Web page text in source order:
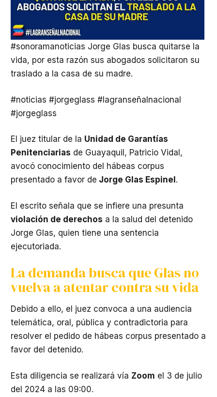
#sonoramanoticias Jorge Glas busca quitarse la
vida, por esta razón sus abogados solicitaron su
traslado a la casa de su madre.
#noticias #jorgeglass #lagranseñalnacional
#jorgeglass
El juez titular de la Unidad de Garantías
Penitenciarias de Guayaquil, Patricio Vidal,
avocó conocimiento del hábeas corpus
presentado a favor de Jorge Glas Espinel .
El escrito señala que se infiere una presunta
violación de derechos a la salud del detenido
Jorge Glas, quien tiene una sentencia
ejecutoriada.
La demanda busca que Glas no
vuelva a atentar contra su vida
Debido a ello, el juez convoca a una audiencia
telemática, oral, pública y contradictoria para
resolver el pedido de hábeas corpus presentado a
favor del detenido.
Esta diligencia se realizará vía Zoom el 3 de julio
del 2024 a las 09:00.